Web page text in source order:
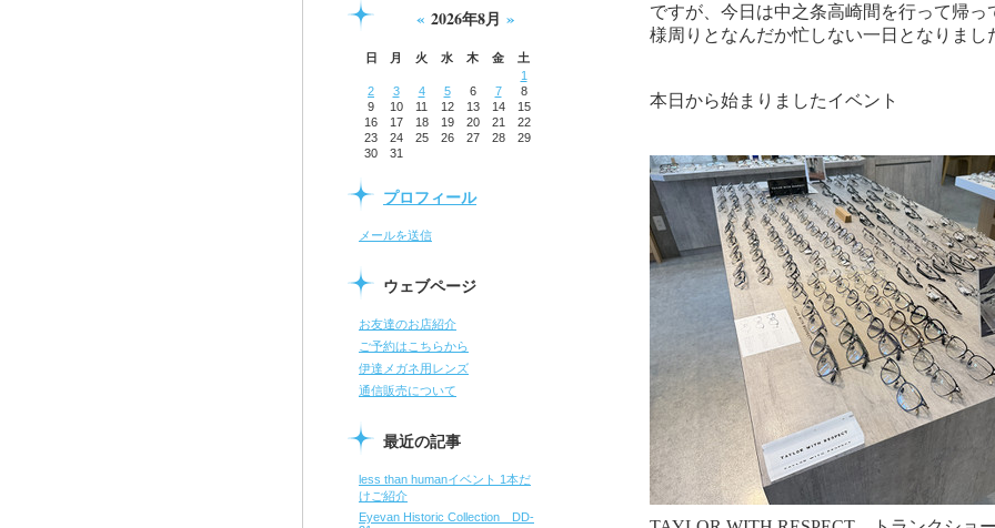
« 2026年8月 »
日 月 火 水 木 金
土
1
2
3 4 5 6 7
8
9
10 11 12 13 14
15
16
17 18 19 20 21
22
23
24 25 26 27 28
29
30
31
プロフィール
メールを送信
ウェブページ
お友達のお店紹介
ご予約はこちらから
伊達メガネ用レンズ
通信販売について
最近の記事
less than humanイベント 1本だ
けご紹介
Eyevan Historic Collection DD-
ですが、今日は中之条高崎間を行って帰っ
様周りとなんだか忙しない一日となりまし
本日から始まりましたイベント